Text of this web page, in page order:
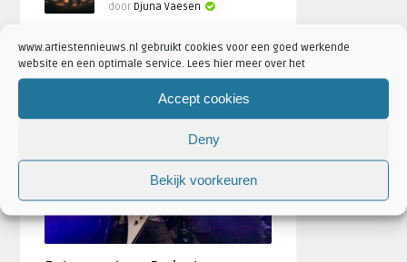
www.artiestennieuws.nl gebruikt cookies voor een goed werkende
website en een optimale service. Lees hier meer over het
Accept cookies
Deny
Bekijk voorkeuren
door Djuna Vaesen